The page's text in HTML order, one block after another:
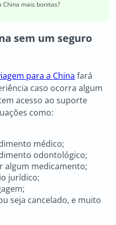
China mais bonitas?
sem um seguro
para a China fará
caso ocorra algum
acesso ao suporte
como:
médico;
odontológico;
algum medicamento;
jurídico;
seja cancelado, e muito